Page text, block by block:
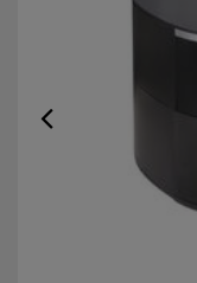
Previous